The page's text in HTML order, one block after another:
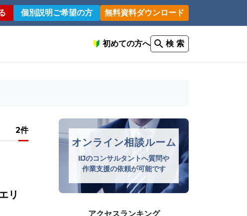
個別説明ご希望の方 無料資料ダウンロード
初めての方へ 検 索
2件
リ
オンライン相談ルーム
IIJのコンサルタントへ質問や
作業支援の依頼が可能です
アクセスランキング